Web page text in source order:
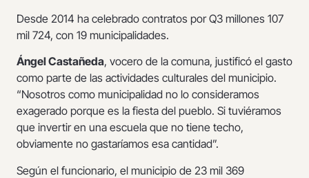
Desde 2014 ha celebrado contratos por Q3 millones 107
mil 724, con 19 municipalidades.
Ángel Castañeda, vocero de la comuna, justificó el gasto
como parte de las actividades culturales del municipio.
“Nosotros como municipalidad no lo consideramos
exagerado porque es la fiesta del pueblo. Si tuviéramos
que invertir en una escuela que no tiene techo,
obviamente no gastaríamos esa cantidad”.
Según el funcionario, el municipio de 23 mil 369